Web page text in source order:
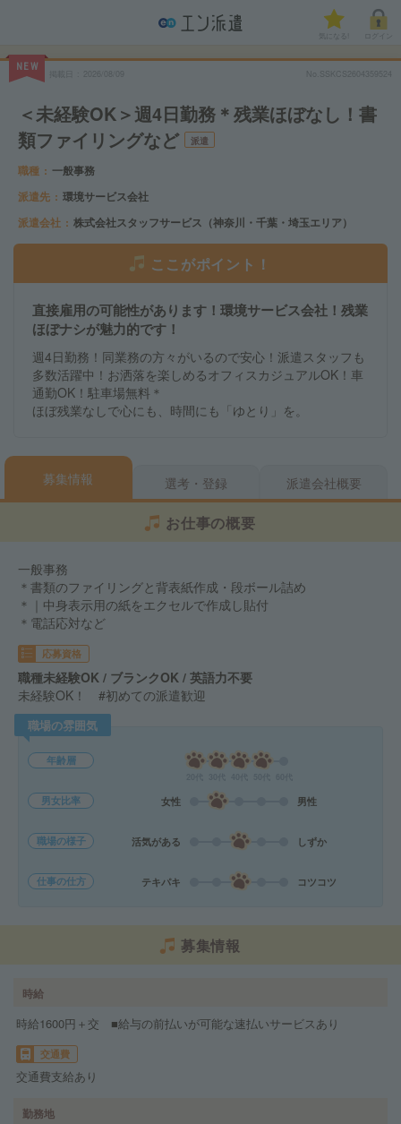
気になる!
NEW
No.SSKCS2604359524
＜未経験OK＞週4日勤務＊残業ほぼなし！書
類ファイリングなど
派遣
職種
一般事務
派遣先
環境サービス会社
派遣会社
株式会社スタッフサービス（神奈川・千葉・埼玉エリア）
ここがポイント！
直接雇用の可能性があります！環境サービス会社！残業
ほぼナシが魅力的です！
週4日勤務！同業務の方々がいるので安心！派遣スタッフも
多数活躍中！お洒落を楽しめるオフィスカジュアルOK！車
通勤OK！駐車場無料＊
ほぼ残業なしで心にも、時間にも「ゆとり」を。
募集情報 選考・登録 派遣会社概要
お仕事の概要
一般事務
＊書類のファイリングと背表紙作成・段ボール詰め
＊｜中身表示用の紙をエクセルで作成し貼付
＊電話応対など
応募資格
職種未経験OK / ブランクOK / 英語力不要
未経験OK！ #初めての派遣歓迎
職場の雰囲気
年齢層
男女比率 女性 男性
職場の様子 活気がある しずか
仕事の仕方 テキパキ コツコツ
募集情報
時給
時給1600円＋交 ■給与の前払いが可能な速払いサービスあり
交通費
交通費支給あり
勤務地